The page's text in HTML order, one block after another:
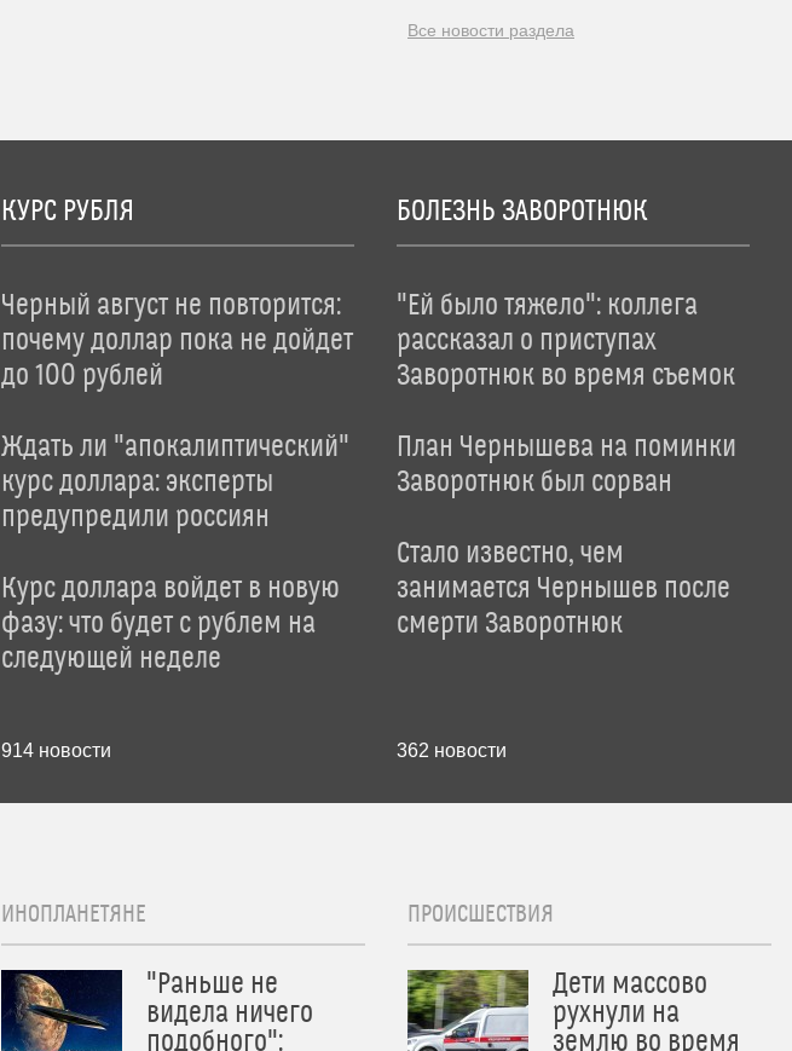
Все новости раздела
КУРС РУБЛЯ
Черный август не повторится:
почему доллар пока не дойдет
до 100 рублей
Ждать ли "апокалиптический"
курс доллара: эксперты
предупредили россиян
Курс доллара войдет в новую
фазу: что будет с рублем на
следующей неделе
914новости
БОЛЕЗНЬ ЗАВОРОТНЮК
"Ей было тяжело": коллега
рассказал о приступах
Заворотнюк во время съемок
План Чернышева на поминки
Заворотнюк был сорван
Стало известно, чем
занимается Чернышев после
смерти Заворотнюк
362 новости
ИНОПЛАНЕТЯНЕ
"Раньше не
видела ничего
подобного":
ПРОИСШЕСТВИЯ
Дети массово
рухнули на
землю во время